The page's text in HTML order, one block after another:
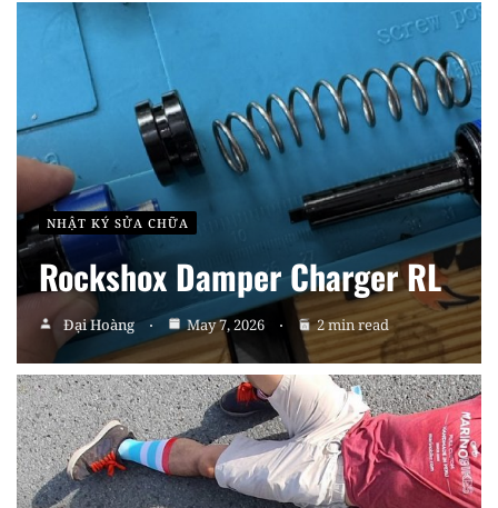
NHẬT KÝ SỬA CHỮA
Rockshox Damper Charger RL
Đại Hoàng May 7, 2026 2 min read